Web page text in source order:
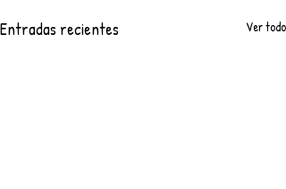
Entradas recientes Ver todo